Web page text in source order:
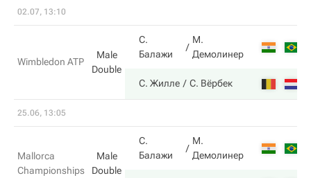
02.07, 13:10
Wimbledon ATP
Male
Double
С.
Балажи
М.
Демолинер
С. Жилле С. Вёрбек
25.06, 13:05
Mallorca
Championships
Male
Double
С.
Балажи
М.
Демолинер